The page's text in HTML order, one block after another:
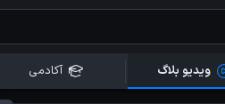
ویدیو بلاگ آکادمی